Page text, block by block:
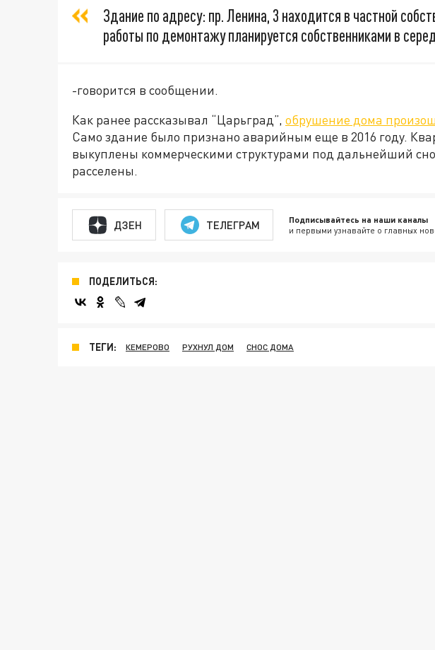
Здание по адресу: пр. Ленина, 3 находится в частной
работы по демонтажу планируется собственниками в
-говорится в сообщении.
Как ранее рассказывал “Царьград”, обрушение дома
Само здание было признано аварийным еще в 2016 году.
выкуплены коммерческими структурами под дальнейший
расселены.
ДЗЕН ТЕЛЕГРАМ Подписывайтесь на наши каналы
и первыми узнавайте о главных
ПОДЕЛИТЬСЯ:
ТЕГИ: КЕМЕРОВО РУХНУЛ ДОМ СНОС ДОМА